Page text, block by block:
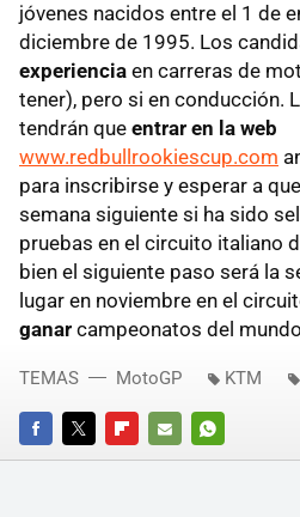
jóvenes nacidos entre el 1 de
diciembre de 1995. Los
experiencia en carreras de
tener), pero si en conducción.
tendrán que entrar en la web
www.redbullrookiescup.com
para inscribirse y esperar a
semana siguiente si ha sido
pruebas en el circuito italiano
bien el siguiente paso será la
lugar en noviembre en el
ganar campeonatos del
FACEBOOKTWITTERFLIPBOARD
E-
WHATSAPP
TEMAS MotoGP KTM